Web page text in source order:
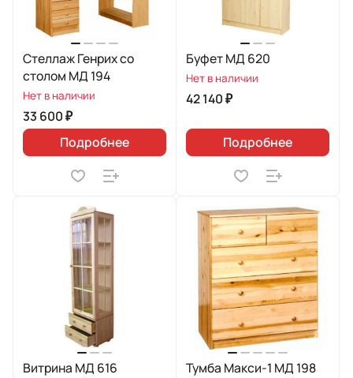
Стеллаж Генрих со
столом МД 194
Нет в наличии
33 600 ₽
Подробнее
Буфет МД 620
Нет в наличии
42 140 ₽
Подробнее
Витрина МД 616 Тумба Макси-1 МД 198